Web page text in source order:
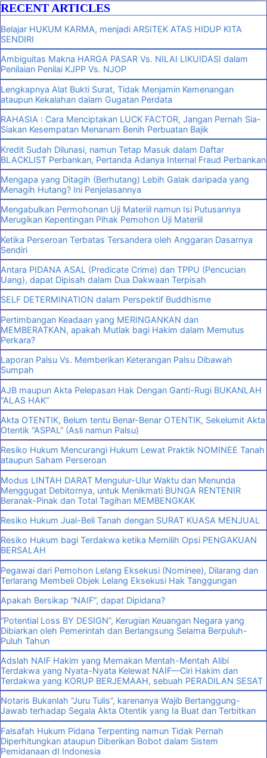
RECENT ARTICLES
Belajar HUKUM KARMA, menjadi ARSITEK ATAS HIDUP KITA
SENDIRI
Ambiguitas Makna HARGA PASAR Vs. NILAI LIKUIDASI dalam
Penilaian Penilai KJPP Vs. NJOP
Lengkapnya Alat Bukti Surat, Tidak Menjamin Kemenangan
ataupun Kekalahan dalam Gugatan Perdata
RAHASIA : Cara Menciptakan LUCK FACTOR, Jangan Pernah Sia-
Siakan Kesempatan Menanam Benih Perbuatan Bajik
Kredit Sudah Dilunasi, namun Tetap Masuk dalam Daftar
BLACKLIST Perbankan, Pertanda Adanya Internal Fraud Perbankan
Mengapa yang Ditagih (Berhutang) Lebih Galak daripada yang
Menagih Hutang? Ini Penjelasannya
Mengabulkan Permohonan Uji Materiil namun Isi Putusannya
Merugikan Kepentingan Pihak Pemohon Uji Materiil
Ketika Perseroan Terbatas Tersandera oleh Anggaran Dasarnya
Sendiri
Antara PIDANA ASAL (Predicate Crime) dan TPPU (Pencucian
Uang), dapat Dipisah dalam Dua Dakwaan Terpisah
SELF DETERMINATION dalam Perspektif Buddhisme
Pertimbangan Keadaan yang MERINGANKAN dan
MEMBERATKAN, apakah Mutlak bagi Hakim dalam Memutus
Perkara?
Laporan Palsu Vs. Memberikan Keterangan Palsu Dibawah
Sumpah
AJB maupun Akta Pelepasan Hak Dengan Ganti-Rugi BUKANLAH
“ALAS HAK”
Akta OTENTIK, Belum tentu Benar-Benar OTENTIK, Sekelumit Akta
Otentik “ASPAL” (Asli namun Palsu)
Resiko Hukum Mencurangi Hukum Lewat Praktik NOMINEE Tanah
ataupun Saham Perseroan
Modus LINTAH DARAT Mengulur-Ulur Waktu dan Menunda
Menggugat Debitornya, untuk Menikmati BUNGA RENTENIR
Beranak-Pinak dan Total Tagihan MEMBENGKAK
Resiko Hukum Jual-Beli Tanah dengan SURAT KUASA MENJUAL
Resiko Hukum bagi Terdakwa ketika Memilih Opsi PENGAKUAN
BERSALAH
Pegawai dari Pemohon Lelang Eksekusi (Nominee), Dilarang dan
Terlarang Membeli Objek Lelang Eksekusi Hak Tanggungan
Apakah Bersikap “NAIF”, dapat Dipidana?
“Potential Loss BY DESIGN”, Kerugian Keuangan Negara yang
Dibiarkan oleh Pemerintah dan Berlangsung Selama Berpuluh-
Puluh Tahun
Adslah NAIF Hakim yang Memakan Mentah-Mentah Alibi
Terdakwa yang Nyata-Nyata Kelewat NAIF—Ciri Hakim dan
Terdakwa yang KORUP BERJEMAAH, sebuah PERADILAN SESAT
Notaris Bukanlah “Juru Tulis”, karenanya Wajib Bertanggung-
Jawab terhadap Segala Akta Otentik yang Ia Buat dan Terbitkan
Falsafah Hukum Pidana Terpenting namun Tidak Pernah
Diperhitungkan ataupun Diberikan Bobot dalam Sistem
Pemidanaan dI Indonesia